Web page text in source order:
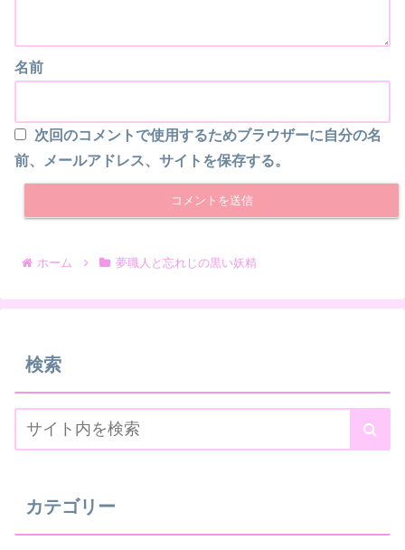
名前
次回のコメントで使用するためブラウザーに自分の名
前、メールアドレス、サイトを保存する。
ホーム 夢職人と忘れじの黒い妖精
検索
カテゴリー